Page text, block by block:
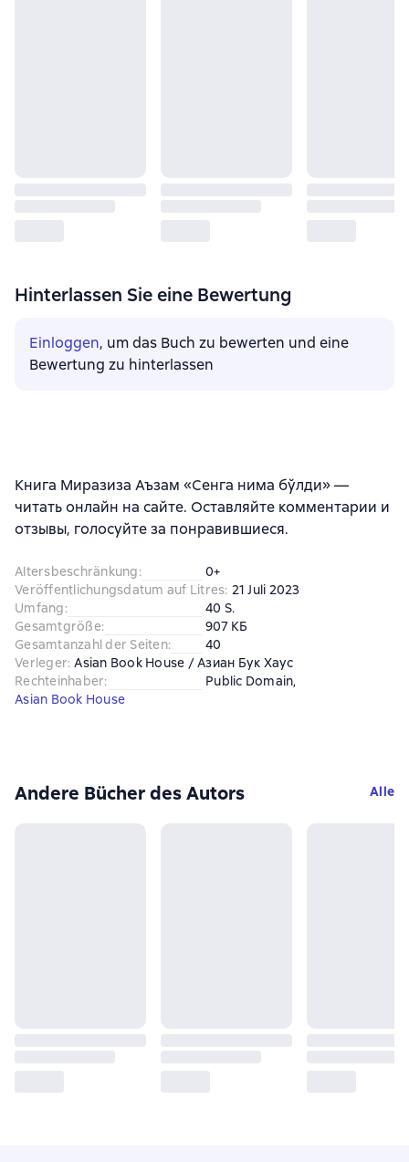
Hinterlassen Sie eine Bewertung
Einloggen, um das Buch zu bewerten und eine
Bewertung zu hinterlassen
Книга Миразиза Аъзам «Сенга нима бўлди» —
читать онлайн на сайте. Оставляйте комментарии и
отзывы, голосуйте за понравившиеся.
Altersbeschränkung:
0+
Veröffentlichungsdatum auf Litres: 21 Juli 2023
Umfang:
40 S.
Gesamtgröße:
907 КБ
Gesamtanzahl der Seiten:
40
Verleger: Asian Book House / Азиан Бук Хаус
Rechteinhaber: Public Domain,
Asian Book House
Andere Bücher des Autors Alle